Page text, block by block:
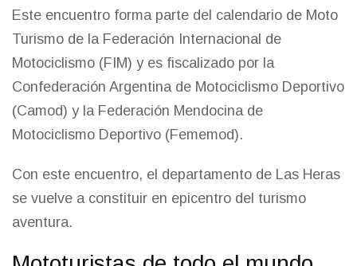
Este encuentro forma parte del calendario de Moto
Turismo de la Federación Internacional de
Motociclismo (FIM) y es fiscalizado por la
Confederación Argentina de Motociclismo Deportivo
(Camod) y la Federación Mendocina de
Motociclismo Deportivo (Fememod).
Con este encuentro, el departamento de Las Heras
se vuelve a constituir en epicentro del turismo
aventura.